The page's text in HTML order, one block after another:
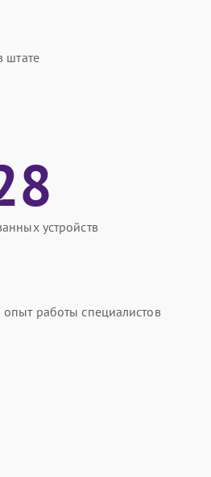
штате
устройств
работы специалистов